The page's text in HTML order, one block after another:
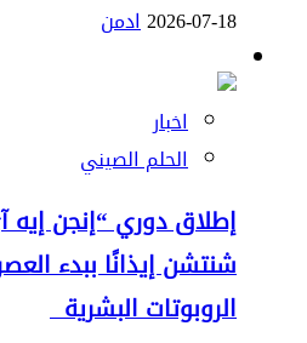
2026-07-18ادمن
اخبار
الحلم الصيني
إطلاق دوري “إنجن
شنتشن إيذانًا ببدء
الروبوتات البشرية